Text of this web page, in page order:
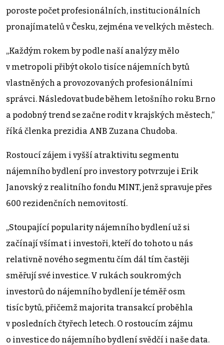
poroste počet profesionálních, institucionálních
pronajímatelů v Česku, zejména ve velkých městech.
„Každým rokem by podle naší analýzy mělo
v metropoli přibýt okolo tisíce nájemních bytů
vlastněných a provozovaných profesionálními
správci. Následovat bude během letošního roku Brno
a podobný trend se začne rodit v krajských městech,“
říká členka prezidia ANB Zuzana Chudoba.
Rostoucí zájem i vyšší atraktivitu segmentu
nájemního bydlení pro investory potvrzuje i Erik
Janovský z realitního fondu MINT, jenž spravuje přes
600 rezidenčních nemovitostí.
„Stoupající popularity nájemního bydlení už si
začínají všímat i investoři, kteří do tohoto u nás
relativně nového segmentu čím dál tím častěji
směřují své investice. V rukách soukromých
investorů do nájemního bydlení je téměř osm
tisíc bytů, přičemž majorita transakcí proběhla
v posledních čtyřech letech. O rostoucím zájmu
o investice do nájemního bydlení svědčí i naše data.